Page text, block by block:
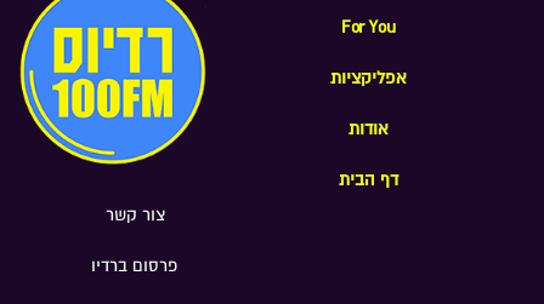
For You
אפליקציות
אודות
דף הבית
צור קשר
פרסום ברדיו